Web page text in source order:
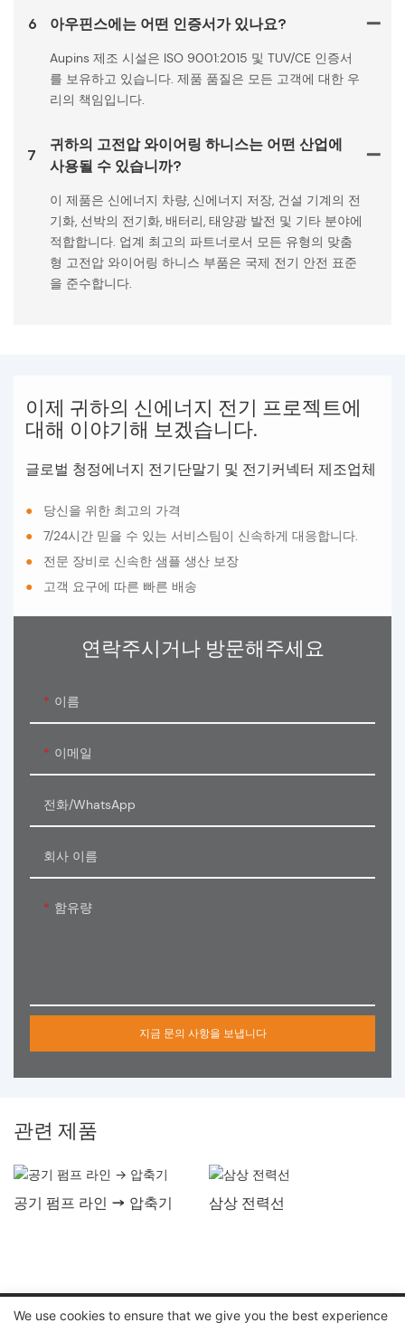
6 아우핀스에는 어떤 인증서가 있나요?
Aupins 제조 시설은 ISO 9001:2015 및 TUV/CE 인증서
를 보유하고 있습니다. 제품 품질은 모든 고객에 대한 우
리의 책임입니다.
7
귀하의 고전압 와이어링 하니스는 어떤 산업에
사용될 수 있습니까?
이 제품은 신에너지 차량, 신에너지 저장, 건설 기계의 전
기화, 선박의 전기화, 배터리, 태양광 발전 및 기타 분야에
적합합니다. 업계 최고의 파트너로서 모든 유형의 맞춤
형 고전압 와이어링 하니스 부품은 국제 전기 안전 표준
을 준수합니다.
이제 귀하의 신에너지 전기 프로젝트에
대해 이야기해 보겠습니다.
글로벌 청정에너지 전기단말기 및 전기커넥터 제조업체
●
당신을 위한 최고의 가격
●
7/24시간 믿을 수 있는 서비스팀이 신속하게 대응합니다.
●
전문 장비로 신속한 샘플 생산 보장
●
고객 요구에 따른 빠른 배송
연락주시거나 방문해주세요
이름
이메일
전화/WhatsApp
회사 이름
함유량
지금 문의 사항을 보냅니다
관련 제품
공기 펌프 라인 → 압축기 삼상 전력선
저작권 © 2024 AUPINS TECHNOLOGY CO., LTD |개인 정보 보
We use cookies to ensure that we give you the best experience